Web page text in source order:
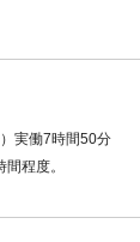
実働7時間50分
程度。